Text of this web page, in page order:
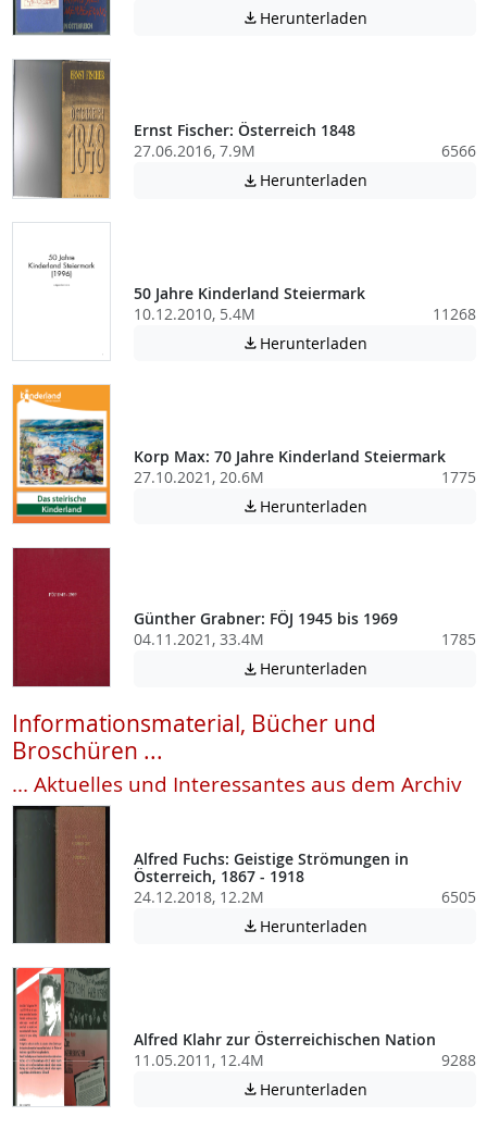
 Herunterladen
Ernst Fischer: Österreich 1848
27.06.2016, 7.9M
6566
 Herunterladen
50 Jahre Kinderland Steiermark
10.12.2010, 5.4M
11268
 Herunterladen
Korp Max: 70 Jahre Kinderland Steiermark
27.10.2021, 20.6M
1775
 Herunterladen
Günther Grabner: FÖJ 1945 bis 1969
04.11.2021, 33.4M
1785
 Herunterladen
Informationsmaterial, Bücher und
Broschüren ...
... Aktuelles und Interessantes aus dem Archiv
Alfred Fuchs: Geistige Strömungen in
Österreich, 1867 - 1918
24.12.2018, 12.2M
6505
 Herunterladen
Alfred Klahr zur Österreichischen Nation
11.05.2011, 12.4M
9288
 Herunterladen